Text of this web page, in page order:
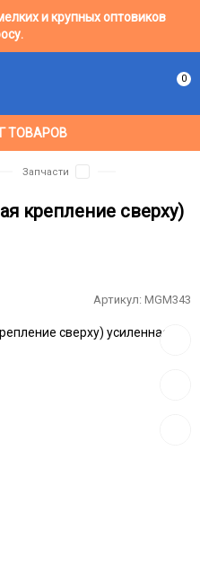
и крупных оптовиков
ТОВАРОВ
0
Запчасти
крепление сверху)
Артикул: MGM343